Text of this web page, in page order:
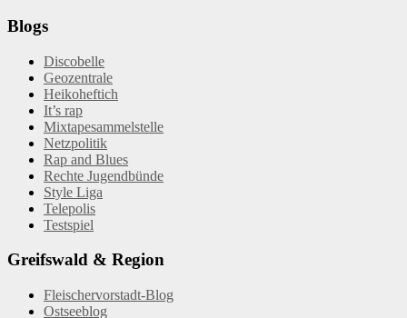
Blogs
Discobelle
Geozentrale
Heikoheftich
It’s rap
Mixtapesammelstelle
Netzpolitik
Rap and Blues
Rechte Jugendbünde
Style Liga
Telepolis
Testspiel
Greifswald & Region
Fleischervorstadt-Blog
Ostseeblog